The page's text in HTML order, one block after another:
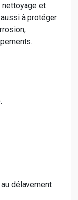
nettoyage et
à protéger
délavement